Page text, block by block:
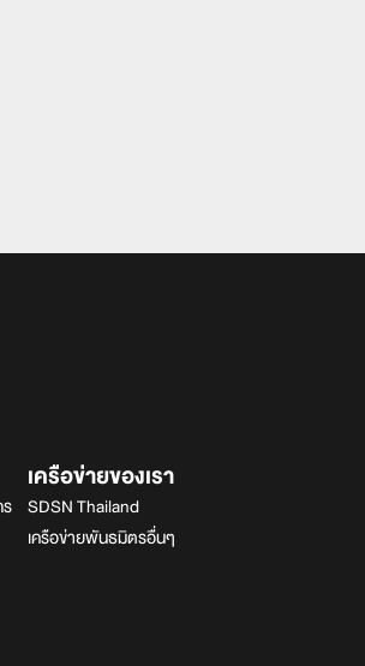
เครือข่ายของเรา
SDSN Thailand
เครือข่ายพันธมิตรอื่นๆ